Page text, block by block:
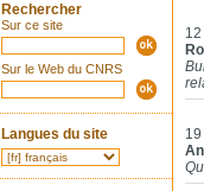
Rechercher
Sur ce site
Sur le Web du CNRS
Langues du site